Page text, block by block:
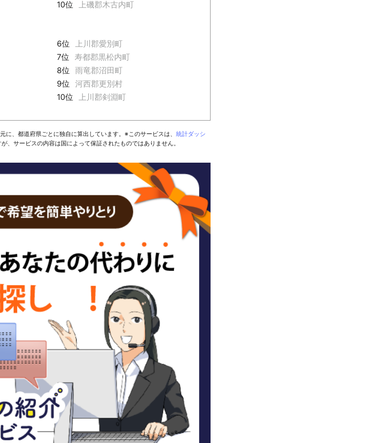
10位 上磯郡木古内町
6位
上川郡愛別町
7位
寿都郡黒松内町
8位
雨竜郡沼田町
9位
河西郡更別村
10位
上川郡剣淵町
に、都道府県ごとに独自に算出しています。※このサービスは、 統計ダッシ
、サービスの内容は国によって保証されたものではありません。